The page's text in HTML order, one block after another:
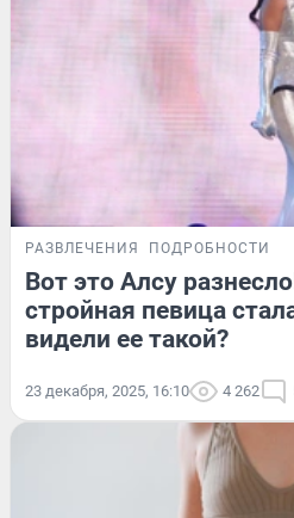
РАЗВЛЕЧЕНИЯ ПОДРОБНОСТИ
Вот это Алсу
стройная певица
видели ее такой?
23 декабря, 2025, 16:10 4 262